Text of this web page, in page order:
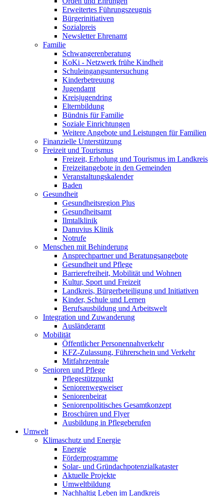
Erweitertes Führungszeugnis
Bürgerinitiativen
Sozialpreis
Newsletter Ehrenamt
Familie
Schwangerenberatung
KoKi - Netzwerk frühe Kindheit
Schuleingangsuntersuchung
Kinderbetreuung
Jugendamt
Kreisjugendring
Elternbildung
Bündnis für Familie
Soziale Einrichtungen
Weitere Angebote und Leistungen für Familien
Finanzielle Unterstützung
Freizeit und Tourismus
Freizeit, Erholung und Tourismus im Landkreis
Freizeitangebote in den Gemeinden
Veranstaltungskalender
Baden
Gesundheit
Gesundheitsregion Plus
Gesundheitsamt
Ilmtalklinik
Danuvius Klinik
Notrufe
Menschen mit Behinderung
Ansprechpartner und Beratungsangebote
Gesundheit und Pflege
Barrierefreiheit, Mobilität und Wohnen
Kultur, Sport und Freizeit
Landkreis, Bürgerbeteiligung und Initiativen
Kinder, Schule und Lernen
Berufsausbildung und Arbeitswelt
Integration und Zuwanderung
Ausländeramt
Mobilität
Öffentlicher Personennahverkehr
KFZ-Zulassung, Führerschein und Verkehr
Mitfahrzentrale
Senioren und Pflege
Pflegestützpunkt
Seniorenwegweiser
Seniorenbeirat
Seniorenpolitisches Gesamtkonzept
Broschüren und Flyer
Ausbildung in Pflegeberufen
Umwelt
Klimaschutz und Energie
Energie
Förderprogramme
Solar- und Gründachpotenzialkataster
Aktuelle Projekte
Umweltbildung
Nachhaltig Leben im Landkreis